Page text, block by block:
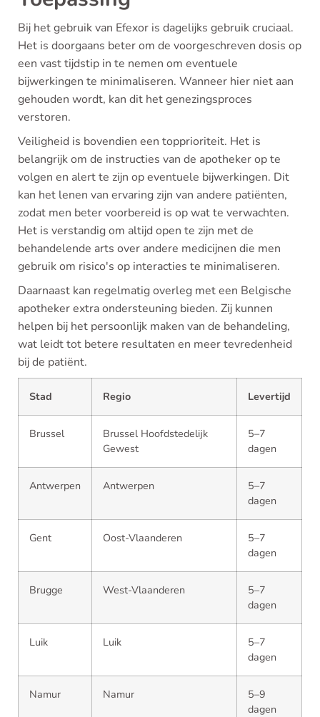
Bij het gebruik van Efexor is dagelijks gebruik cruciaal.
Het is doorgaans beter om de voorgeschreven dosis op
een vast tijdstip in te nemen om eventuele
bijwerkingen te minimaliseren. Wanneer hier niet aan
gehouden wordt, kan dit het genezingsproces
verstoren.
Veiligheid is bovendien een topprioriteit. Het is
belangrijk om de instructies van de apotheker op te
volgen en alert te zijn op eventuele bijwerkingen. Dit
kan het lenen van ervaring zijn van andere patiënten,
zodat men beter voorbereid is op wat te verwachten.
Het is verstandig om altijd open te zijn met de
behandelende arts over andere medicijnen die men
gebruik om risico's op interacties te minimaliseren.
Daarnaast kan regelmatig overleg met een Belgische
apotheker extra ondersteuning bieden. Zij kunnen
helpen bij het persoonlijk maken van de behandeling,
wat leidt tot betere resultaten en meer tevredenheid
bij de patiënt.
Stad Regio Levertijd
Brussel
Brussel Hoofdstedelijk
Gewest
5–7
dagen
Antwerpen Antwerpen
5–7
dagen
Gent Oost-Vlaanderen
5–7
dagen
Brugge West-Vlaanderen
5–7
dagen
Luik Luik
5–7
dagen
Namur Namur
5–9
dagen